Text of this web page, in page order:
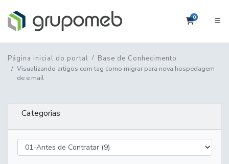
0Carrinho
Página inicial do portal Base de Conhecimento
Visualizando artigos com tag como migrar para nova hospedagem
de e mail
Categorias